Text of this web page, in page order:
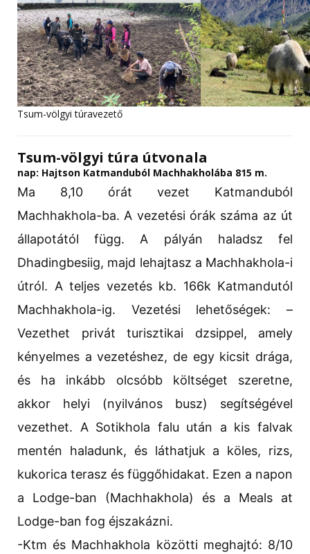
Tsum-völgyi túravezető
Tsum-völgyi túra útvonala
nap: Hajtson Katmanduból Machhakholába 815 m.
Ma 8,10 órát vezet Katmanduból
Machhakhola-ba. A vezetési órák száma az út
állapotától függ. A pályán haladsz fel
Dhadingbesiig, majd lehajtasz a Machhakhola-i
útról. A teljes vezetés kb. 166k Katmandutól
Machhakhola-ig. Vezetési lehetőségek: –
Vezethet privát turisztikai dzsippel, amely
kényelmes a vezetéshez, de egy kicsit drága,
és ha inkább olcsóbb költséget szeretne,
akkor helyi (nyilvános busz) segítségével
vezethet. A Sotikhola falu után a kis falvak
mentén haladunk, és láthatjuk a köles, rizs,
kukorica terasz és függőhidakat. Ezen a napon
a Lodge-ban (Machhakhola) és a Meals at
Lodge-ban fog éjszakázni.
-Ktm és Machhakhola közötti meghajtó: 8/10